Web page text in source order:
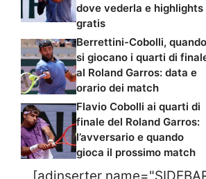
dove vederla e highlights
gratis
Berrettini-Cobolli, quando
si giocano i quarti di
al Roland Garros: data e
orario dei match
Flavio Cobolli ai quarti di
finale del Roland Garros:
l’avversario e quando
gioca il prossimo match